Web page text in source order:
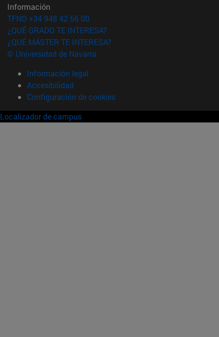
Información
TFNO +34 948 42 56 00
¿QUÉ GRADO TE INTERESA?
¿QUÉ MÁSTER TE INTERESA?
© Universidad de Navarra
Información legal
Accesibilidad
Configuración de cookies
Localizador de campus